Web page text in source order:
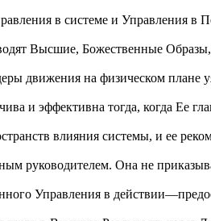
в системе и Управления в
Высшие, Божественные
движения на физическом плане
и эффективна тогда, когда Ее
влияния системы, и ее
руководителем. Она не
Управления в